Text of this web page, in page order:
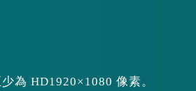
為 HD1920×1080 像素。